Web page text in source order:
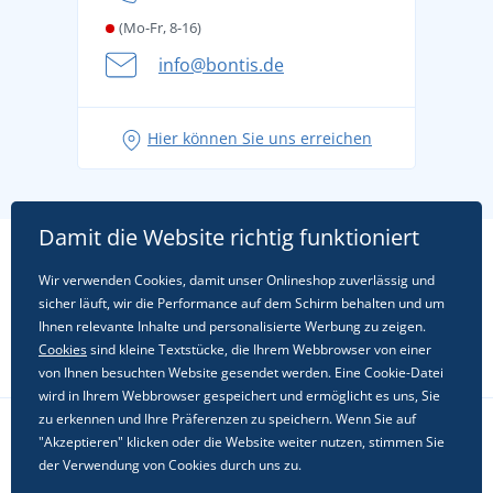
(Mo-Fr, 8-16)
info@bontis.de
Hier können Sie uns erreichen
Folgen Sie uns in sozialen Netzwerken
Damit die Website richtig funktioniert
Wir verwenden Cookies, damit unser Onlineshop zuverlässig und
sicher läuft, wir die Performance auf dem Schirm behalten und um
Ihnen relevante Inhalte und personalisierte Werbung zu zeigen.
Cookiessind kleine Textstücke, die Ihrem Webbrowser von einer
von Ihnen besuchten Website gesendet werden. Eine Cookie-Datei
wird in Ihrem Webbrowser gespeichert und ermöglicht es uns, Sie
zu erkennen und Ihre Präferenzen zu speichern. Wenn Sie auf
"Akzeptieren" klicken oder die Website weiter nutzen, stimmen Sie
der Verwendung von Cookies durch uns zu.